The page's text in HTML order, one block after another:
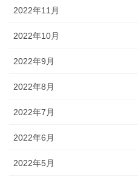
2022年11月
2022年10月
2022年9月
2022年8月
2022年7月
2022年6月
2022年5月